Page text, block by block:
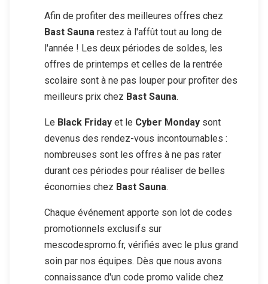
Afin de profiter des meilleures offres chez
Bast Sauna restez à l'affût tout au long de
l'année ! Les deux périodes de soldes, les
offres de printemps et celles de la rentrée
scolaire sont à ne pas louper pour profiter des
meilleurs prix chez Bast Sauna.
Le Black Friday et le Cyber Monday sont
devenus des rendez-vous incontournables :
nombreuses sont les offres à ne pas rater
durant ces périodes pour réaliser de belles
économies chez Bast Sauna.
Chaque événement apporte son lot de codes
promotionnels exclusifs sur
mescodespromo.fr, vérifiés avec le plus grand
soin par nos équipes. Dès que nous avons
connaissance d'un code promo valide chez